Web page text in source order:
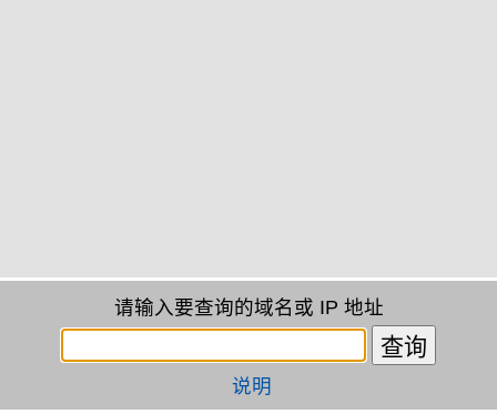
请输入要查询的域名或 IP 地址
说明